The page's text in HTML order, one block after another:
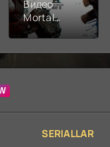
Видео
Mortal
kombat 2 /
(2026)
Uzbek tilida
SERIALLAR